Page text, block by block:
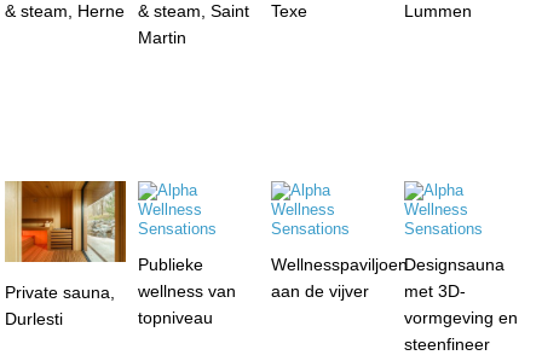
& steam, Herne
& steam, Saint
Martin
Texe
Lummen
Private sauna,
Durlesti
Publieke
wellness van
topniveau
Wellnesspaviljoen
aan de vijver
Designsauna
met 3D-
vormgeving en
steenfineer